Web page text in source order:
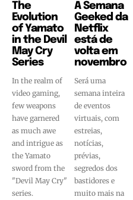
The
Evolution
of Yamato
in the Devil
May Cry
Series
In the realm of
video gaming,
few weapons
have garnered
as much awe
and intrigue as
the Yamato
sword from the
"Devil May Cry"
series.
A Semana
Geeked da
Netflix
está de
volta em
novembro
Será uma
semana inteira
de eventos
virtuais, com
estreias,
notícias,
prévias,
segredos dos
bastidores e
muito mais na